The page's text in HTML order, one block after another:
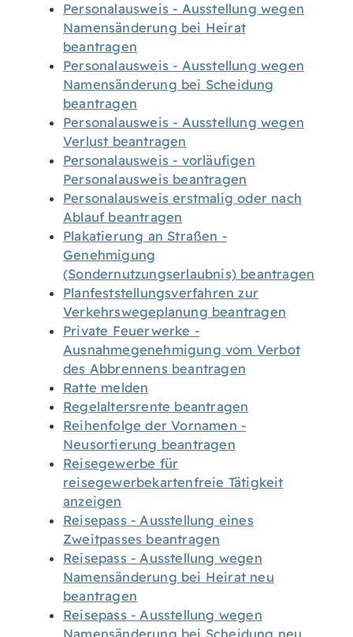
Personalausweis - Ausstellung wegen
Namensänderung bei Heirat
beantragen
Personalausweis - Ausstellung wegen
Namensänderung bei Scheidung
beantragen
Personalausweis - Ausstellung wegen
Verlust beantragen
Personalausweis - vorläufigen
Personalausweis beantragen
Personalausweis erstmalig oder nach
Ablauf beantragen
Plakatierung an Straßen -
Genehmigung
(Sondernutzungserlaubnis) beantragen
Planfeststellungsverfahren zur
Verkehrswegeplanung beantragen
Private Feuerwerke -
Ausnahmegenehmigung vom Verbot
des Abbrennens beantragen
Ratte melden
Regelaltersrente beantragen
Reihenfolge der Vornamen -
Neusortierung beantragen
Reisegewerbe für
reisegewerbekartenfreie Tätigkeit
anzeigen
Reisepass - Ausstellung eines
Zweitpasses beantragen
Reisepass - Ausstellung wegen
Namensänderung bei Heirat neu
beantragen
Reisepass - Ausstellung wegen